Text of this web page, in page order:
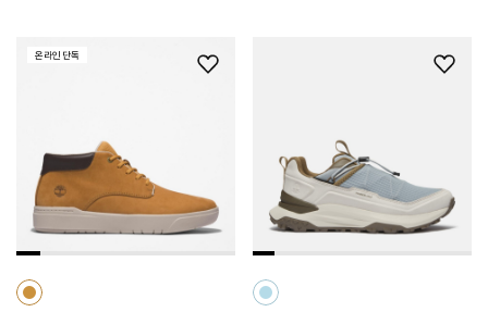
위
추
가
온라인 단독
위
추
가